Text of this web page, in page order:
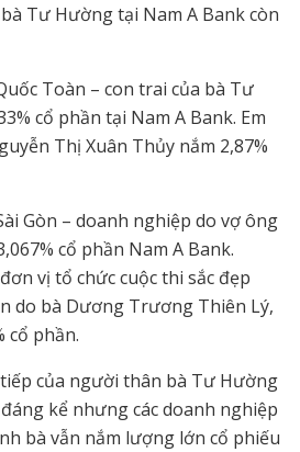
Tư Hường tại Nam A Bank còn
Toàn – con trai của bà Tư
cổ phần tại Nam A Bank. Em
Thị Xuân Thủy nắm 2,87%
Gòn – doanh nghiệp do vợ ông
cổ phần Nam A Bank.
vị tổ chức cuộc thi sắc đẹp
do bà Dương Trương Thiên Lý,
cổ phần.
của người thân bà Tư Hường
kể nhưng các doanh nghiệp
bà vẫn nắm lượng lớn cổ phiếu